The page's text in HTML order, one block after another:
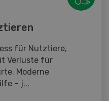
für Nutztiere,
Verluste für
Moderne
– j...